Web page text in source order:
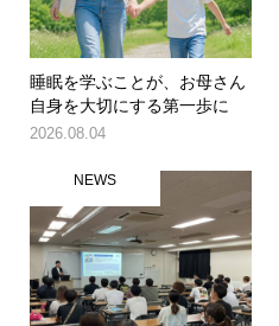
睡眠を学ぶことが、お母さん
自身を大切にする第一歩に
2026.08.04
NEWS